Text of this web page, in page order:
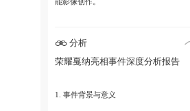
4. 行业影响开辟AI+机器人形态+专业影
像新赛道，推动终端形态革命性进化。
品牌升级
科技+文化双重出海叙事体系。
分析
荣耀戛纳亮相事件深度分析报告
1. 事件背景与意义